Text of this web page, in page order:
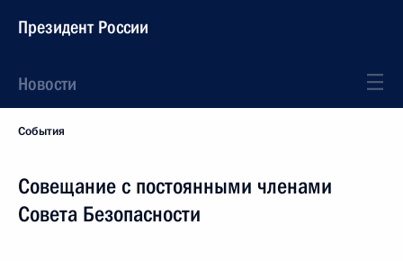
Президент России
Новости
События
Совещание с постоянными членами
Совета Безопасности